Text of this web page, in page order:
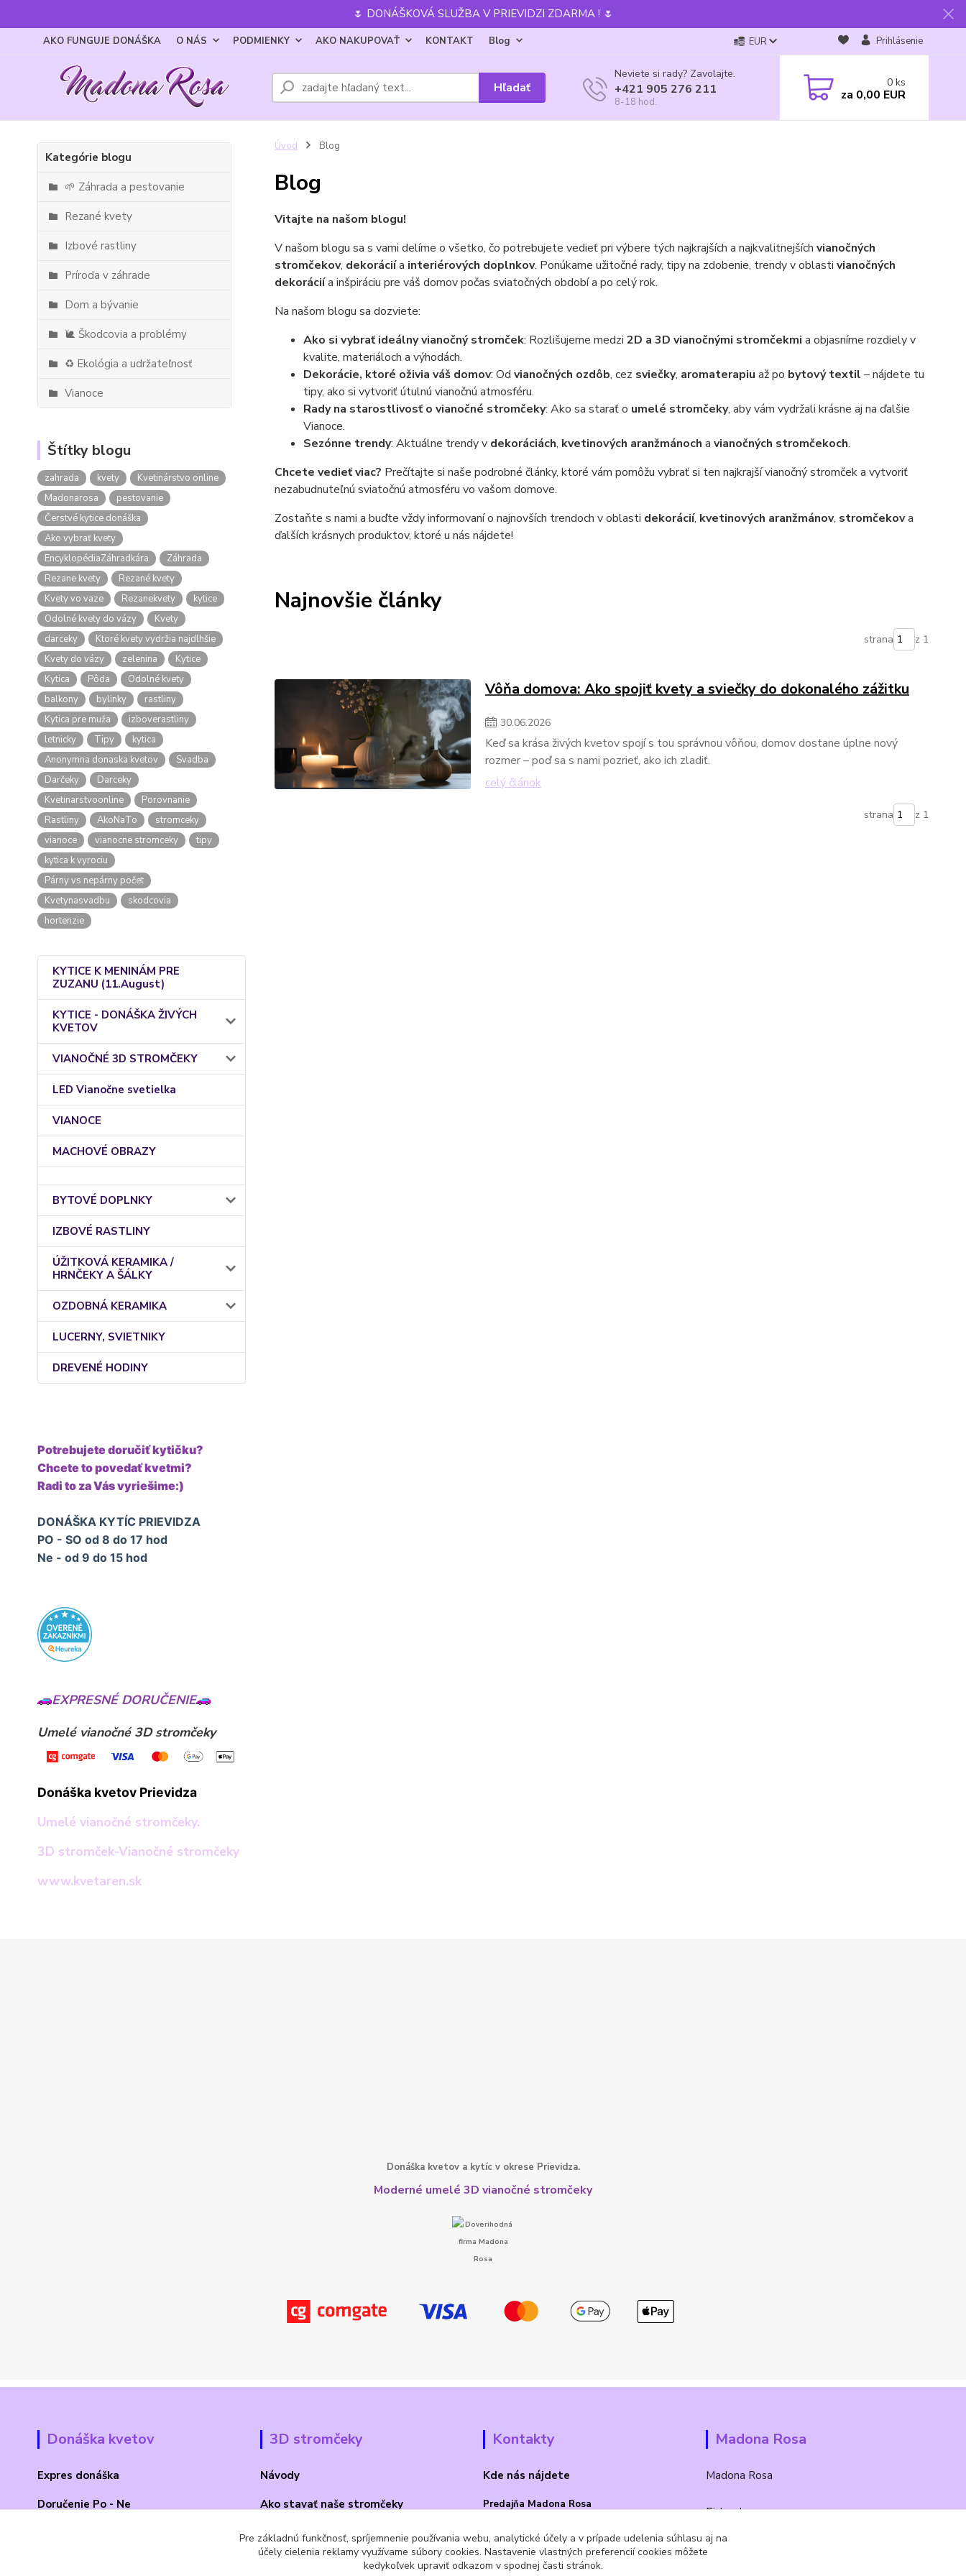
🌷 DONÁŠKOVÁ SLUŽBA V PRIEVIDZI ZDARMA ! 🌷
AKO FUNGUJE DONÁŠKA O NÁS PODMIENKY AKO NAKUPOVAŤ KONTAKT Blog EUR Prihlásenie
Hľadať
Neviete si rady? Zavolajte.
+421 905 276 211
8-18 hod.
0 ks
za 0,00 EUR
Kategórie blogu
🌱 Záhrada a pestovanie
Rezané kvety
Izbové rastliny
Príroda v záhrade
Dom a bývanie
🐌 Škodcovia a problémy
♻️ Ekológia a udržateľnosť
Vianoce
Štítky blogu
zahrada kvety
Kvetinárstvo online
Madonarosa
pestovanie
Čerstvé kytice donáška
Ako vybrať kvety
EncyklopédiaZáhradkára
Záhrada
Rezane kvety
Rezané kvety
Kvety vo vaze
Rezanekvety
kytice
Odolné kvety do vázy
Kvety
darceky
Ktoré kvety vydržia najdlhšie
Kvety do vázy
zelenina
Kytice
Kytica
Pôda
Odolné kvety
balkony
bylinky
rastliny
Kytica pre muža
izboverastliny
letnicky
Tipy
kytica
Anonymna donaska kvetov
Svadba
Darčeky
Darceky
Kvetinarstvoonline
Porovnanie
Rastliny
AkoNaTo
stromceky
vianoce
vianocne stromceky
tipy
kytica k vyrociu
Párny vs nepárny počet
Kvetynasvadbu
skodcovia
hortenzie
KYTICE K MENINÁM PRE
ZUZANU (11.August)
KYTICE - DONÁŠKA ŽIVÝCH
KVETOV
VIANOČNÉ 3D STROMČEKY
LED Vianočne svetielka
VIANOCE
MACHOVÉ OBRAZY
BYTOVÉ DOPLNKY
IZBOVÉ RASTLINY
ÚŽITKOVÁ KERAMIKA /
HRNČEKY A ŠÁLKY
OZDOBNÁ KERAMIKA
LUCERNY, SVIETNIKY
DREVENÉ HODINY
Potrebujete doručiť kytičku?
Chcete to povedať kvetmi?
Radi to za Vás vyriešime:)
DONÁŠKA KYTÍC PRIEVIDZA
PO - SO od 8 do 17 hod
Ne - od 9 do 15 hod
EXPRESNÉ DORUČENIE
Umelé vianočné 3D stromčeky
Donáška kvetov Prievidza
Umelé vianočné stromčeky.
3D stromček-Vianočné stromčeky
www.kvetaren.sk
Úvod Blog
Blog
Vitajte na našom blogu!
V našom blogu sa s vami delíme o všetko, čo potrebujete vedieť pri výbere tých najkrajších a najkvalitnejších vianočných
stromčekov, dekoráciía interiérových doplnkov. Ponúkame užitočné rady, tipy na zdobenie, trendy v oblasti vianočných
dekoráciía inšpiráciu pre váš domov počas sviatočných období a po celý rok.
Na našom blogu sa dozviete:
Ako si vybrať ideálny vianočný stromček: Rozlišujeme medzi 2D a 3D vianočnými stromčekmi a objasníme rozdiely v
kvalite, materiáloch a výhodách.
Dekorácie, ktoré oživia váš domov: Od vianočných ozdôb, cez sviečky, aromaterapiu až po bytový textil – nájdete tu
tipy, ako si vytvoriť útulnú vianočnú atmosféru.
Rady na starostlivosť o vianočné stromčeky: Ako sa starať o umelé stromčeky, aby vám vydržali krásne aj na ďalšie
Vianoce.
Sezónne trendy: Aktuálne trendy v dekoráciách, kvetinových aranžmánoch a vianočných stromčekoch.
Chcete vedieť viac? Prečítajte si naše podrobné články, ktoré vám pomôžu vybrať si ten najkrajší vianočný stromček a vytvoriť
nezabudnuteľnú sviatočnú atmosféru vo vašom domove.
Zostaňte s nami a buďte vždy informovaní o najnovších trendoch v oblasti dekorácií, kvetinových aranžmánov, stromčekova
ďalších krásnych produktov, ktoré u nás nájdete!
Najnovšie články
strana z 1
Vôňa domova: Ako spojiť kvety a sviečky do dokonalého zážitku
30.06.2026
Keď sa krása živých kvetov spojí s tou správnou vôňou, domov dostane úplne nový
rozmer – poď sa s nami pozrieť, ako ich zladiť.
celý článok
strana z 1
Donáška kvetov a kytíc v okrese Prievidza.
Moderné umelé 3D vianočné stromčeky
Donáška kvetov
Expres donáška
Doručenie Po - Ne
3D stromčeky
Návody
Ako stavať naše stromčeky
BLOG 3D
Akcia 2025
Kontakty
Kde nás nájdete
Predajňa Madona Rosa
PRIEVIDZA 97101
Madona Rosa
Madona Rosa
Richard
+421 905 276 211
Pre základnú funkčnosť, spríjemnenie používania webu, analytické účely a v prípade udelenia súhlasu aj na
účely cielenia reklamy využívame súbory cookies. Nastavenie vlastných preferencií cookies môžete
kedykoľvek upraviť odkazom v spodnej časti stránok.